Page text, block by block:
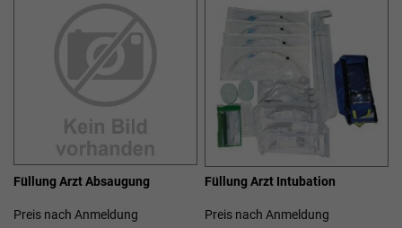
HINZUFÜGEN HINZUFÜGEN
Füllung Arzt Absaugung
Preis nach Anmeldung
Füllung Arzt Intubation
Preis nach Anmeldung